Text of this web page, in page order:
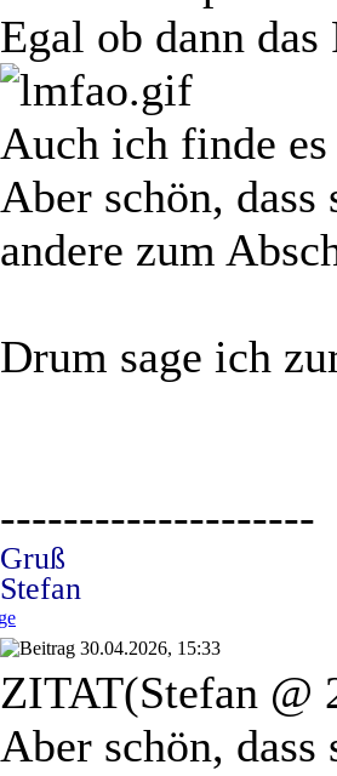
Egal ob dann
Auch ich finde es
Aber schön,
andere zum
Drum sage ich
--------------------
Gruß
Stefan
30.04.2026, 15:33
ZITAT(Stefan @
Aber schön,